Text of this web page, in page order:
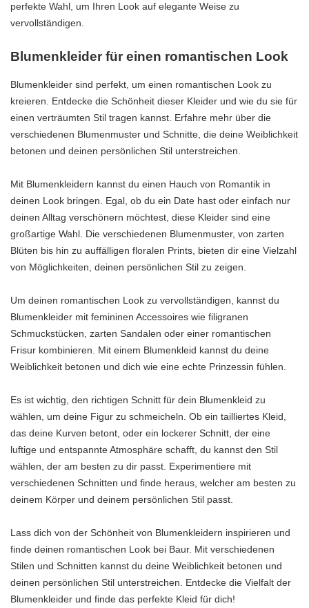
perfekte Wahl, um Ihren Look auf elegante Weise zu
vervollständigen.
Blumenkleider für einen romantischen Look
Blumenkleider sind perfekt, um einen romantischen Look zu
kreieren. Entdecke die Schönheit dieser Kleider und wie du sie für
einen verträumten Stil tragen kannst. Erfahre mehr über die
verschiedenen Blumenmuster und Schnitte, die deine Weiblichkeit
betonen und deinen persönlichen Stil unterstreichen.
Mit Blumenkleidern kannst du einen Hauch von Romantik in
deinen Look bringen. Egal, ob du ein Date hast oder einfach nur
deinen Alltag verschönern möchtest, diese Kleider sind eine
großartige Wahl. Die verschiedenen Blumenmuster, von zarten
Blüten bis hin zu auffälligen floralen Prints, bieten dir eine Vielzahl
von Möglichkeiten, deinen persönlichen Stil zu zeigen.
Um deinen romantischen Look zu vervollständigen, kannst du
Blumenkleider mit femininen Accessoires wie filigranen
Schmuckstücken, zarten Sandalen oder einer romantischen
Frisur kombinieren. Mit einem Blumenkleid kannst du deine
Weiblichkeit betonen und dich wie eine echte Prinzessin fühlen.
Es ist wichtig, den richtigen Schnitt für dein Blumenkleid zu
wählen, um deine Figur zu schmeicheln. Ob ein tailliertes Kleid,
das deine Kurven betont, oder ein lockerer Schnitt, der eine
luftige und entspannte Atmosphäre schafft, du kannst den Stil
wählen, der am besten zu dir passt. Experimentiere mit
verschiedenen Schnitten und finde heraus, welcher am besten zu
deinem Körper und deinem persönlichen Stil passt.
Lass dich von der Schönheit von Blumenkleidern inspirieren und
finde deinen romantischen Look bei Baur. Mit verschiedenen
Stilen und Schnitten kannst du deine Weiblichkeit betonen und
deinen persönlichen Stil unterstreichen. Entdecke die Vielfalt der
Blumenkleider und finde das perfekte Kleid für dich!